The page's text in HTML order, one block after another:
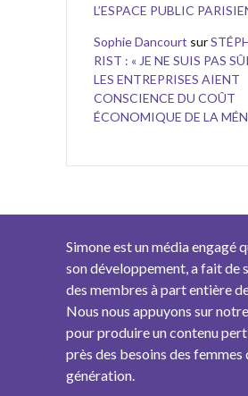
L’ESPACE PUBLIC
Sophie Dancourt sur
RIST : « JE NE SUIS PAS
LES ENTREPRISES AIENT
CONSCIENCE DU COÛT
ÉCONOMIQUE DE LA
Simone est un média engagé
son développement, a fait de
des membres à part entière
Nous nous appuyons sur
pour produire un contenu
près des besoins des femmes
génération.